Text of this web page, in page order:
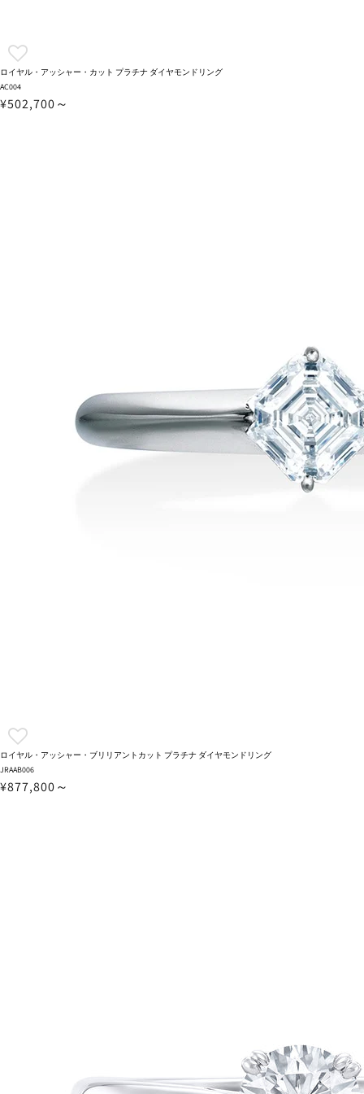
ロイヤル・アッシャー・カット プラチナ ダイヤモンドリング
AC004
¥502,700～
ロイヤル・アッシャー・ブリリアントカット プラチナ ダイヤモンドリング
JRAAB006
¥877,800～